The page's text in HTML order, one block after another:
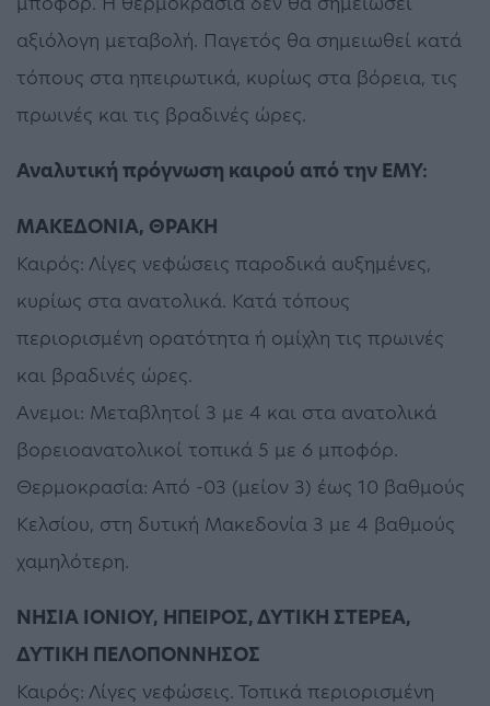
αξιόλογη μεταβολή. Παγετός θα σημειωθεί κατά
τόπους στα ηπειρωτικά, κυρίως στα βόρεια, τις
πρωινές και τις βραδινές ώρες.
Αναλυτική πρόγνωση καιρού από την ΕΜΥ:
ΜΑΚΕΔΟΝΙΑ, ΘΡΑΚΗ
Καιρός: Λίγες νεφώσεις παροδικά αυξημένες,
κυρίως στα ανατολικά. Κατά τόπους
περιορισμένη ορατότητα ή ομίχλη τις πρωινές
και βραδινές ώρες.
Ανεμοι: Μεταβλητοί 3 με 4 και στα ανατολικά
βορειοανατολικοί τοπικά 5 με 6 μποφόρ.
Θερμοκρασία: Από -03 (μείον 3) έως 10 βαθμούς
Κελσίου, στη δυτική Μακεδονία 3 με 4 βαθμούς
χαμηλότερη.
ΝΗΣΙΑ ΙΟΝΙΟΥ, ΗΠΕΙΡΟΣ, ΔΥΤΙΚΗ ΣΤΕΡΕΑ,
ΔΥΤΙΚΗ ΠΕΛΟΠΟΝΝΗΣΟΣ
Καιρός: Λίγες νεφώσεις. Τοπικά περιορισμένη